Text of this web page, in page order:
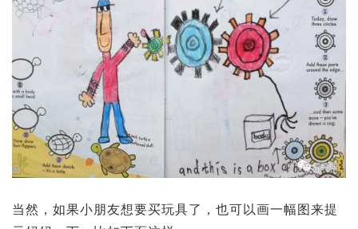
当然，如果小朋友想要买玩具了，也可以画一幅图来提